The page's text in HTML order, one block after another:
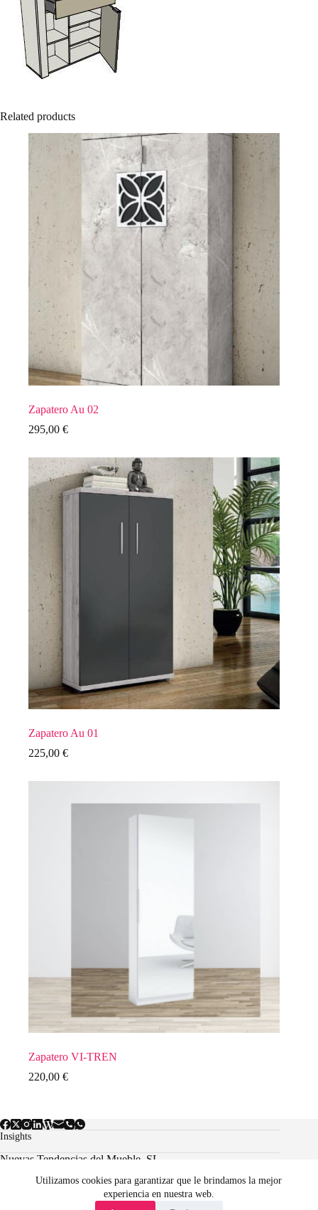
Utilizamos cookies para garantizar que le brindamos la mejor
experiencia en nuestra web.
Related products
Zapatero Au 02
295,00 €
Zapatero Au 01
225,00 €
Zapatero VI-TREN
220,00 €
Insights
Nuevas Tendencias del Mueble, SL.